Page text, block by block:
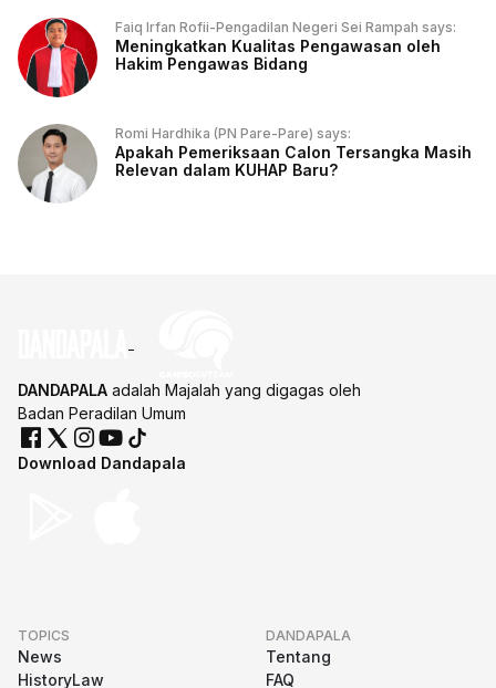
Faiq Irfan Rofii-Pengadilan Negeri Sei Rampah says:
Meningkatkan Kualitas Pengawasan oleh
Hakim Pengawas Bidang
Romi Hardhika (PN Pare-Pare) says:
Apakah Pemeriksaan Calon Tersangka Masih
Relevan dalam KUHAP Baru?
DANDAPALA adalah Majalah yang digagas oleh
Badan Peradilan Umum
Download Dandapala
TOPICS
News
HistoryLaw
DANDAPALA
Tentang
FAQ